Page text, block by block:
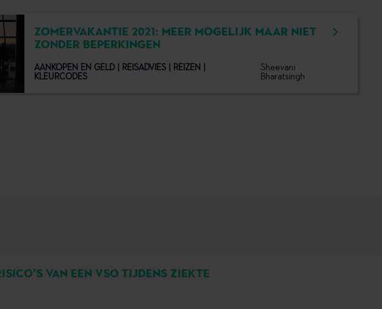
ZOMERVAKANTIE 2021: MEER MOGELIJK MAAR NIET
ZONDER BEPERKINGEN
AANKOPEN EN GELD | REISADVIES |
REIZEN |
KLEURCODES
Sheevani
Bharatsingh
VAN EEN VSO TIJDENS ZIEKTE